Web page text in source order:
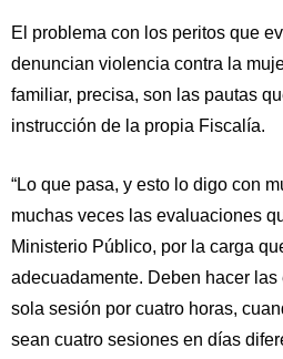
El problema con los peritos que
denuncian violencia contra la
familiar, precisa, son las pautas
instrucción de la propia Fiscalía.
“Lo que pasa, y esto lo digo con
muchas veces las evaluaciones
Ministerio Público, por la carga
adecuadamente. Deben hacer
sola sesión por cuatro horas,
sean cuatro sesiones en días